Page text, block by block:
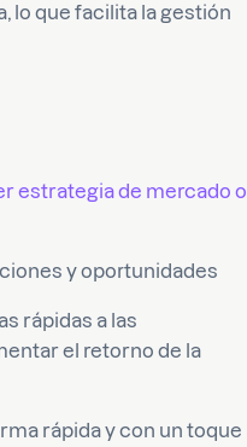
lo que facilita la gestión
estrategia de mercado o
y oportunidades
rápidas a las
el retorno de la
rápida y con un toque